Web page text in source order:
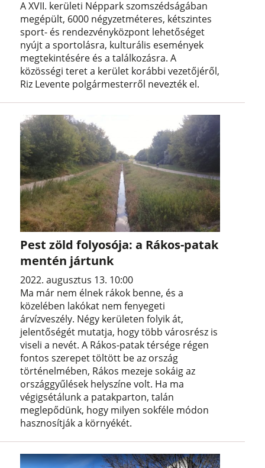
A XVII. kerületi Néppark szomszédságában
megépült, 6000 négyzetméteres, kétszintes
sport- és rendezvényközpont lehetőséget
nyújt a sportolásra, kulturális események
megtekintésére és a találkozásra. A
közösségi teret a kerület korábbi vezetőjéről,
Riz Levente polgármesterről nevezték el.
Pest zöld folyosója: a Rákos-patak
mentén jártunk
2022. augusztus 13. 10:00
Ma már nem élnek rákok benne, és a
közelében lakókat nem fenyegeti
árvízveszély. Négy kerületen folyik át,
jelentőségét mutatja, hogy több városrész is
viseli a nevét. A Rákos-patak térsége régen
fontos szerepet töltött be az ország
történelmében, Rákos mezeje sokáig az
országgyűlések helyszíne volt. Ha ma
végigsétálunk a patakparton, talán
meglepődünk, hogy milyen sokféle módon
hasznosítják a környékét.